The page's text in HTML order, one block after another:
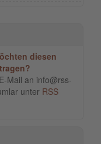
diesen
Mail an info@rss-
unter RSS